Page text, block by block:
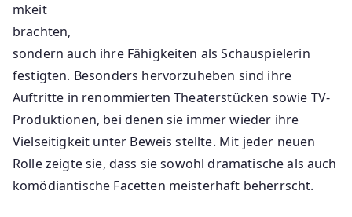
mkeit
brachten,
sondern auch ihre Fähigkeiten als Schauspielerin
festigten. Besonders hervorzuheben sind ihre
Auftritte in renommierten Theaterstücken sowie TV-
Produktionen, bei denen sie immer wieder ihre
Vielseitigkeit unter Beweis stellte. Mit jeder neuen
Rolle zeigte sie, dass sie sowohl dramatische als auch
komödiantische Facetten meisterhaft beherrscht.